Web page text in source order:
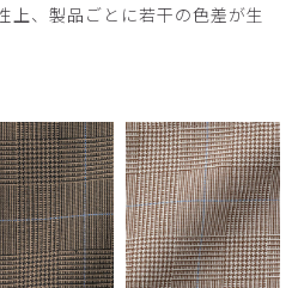
体重:61-65kg
大きめ
伸びない
厚い
、製品ごとに若干の色差が生